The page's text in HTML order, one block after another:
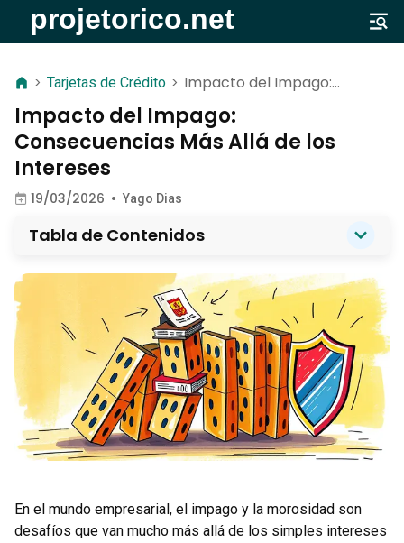
> Tarjetas de Crédito > Impacto del Impago:
los Intereses
Impacto del Impago:
Consecuencias Más Allá de los
Intereses
19/03/2026 • Yago Dias
Tabla de Contenidos
En el mundo empresarial, el impago y la morosidad son
desafíos que van mucho más allá de los simples intereses